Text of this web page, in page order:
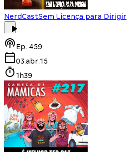
NerdCastSem Licença para Dirigir
Ep. 459
03.abr.15
1h39